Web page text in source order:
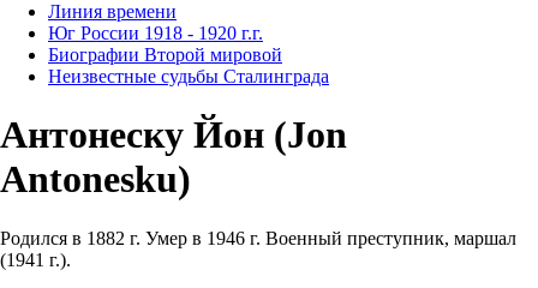
Линия времени
Юг России 1918 - 1920 г.г.
Биографии Второй мировой
Неизвестные судьбы Сталинграда
Антонеску Йон (Jon
Antonesku)
Родился в 1882 г. Умер в 1946 г. Военный преступник, маршал
(1941 г.).